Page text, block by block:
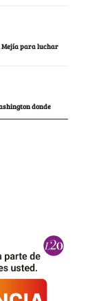
Mejía para luchar
donde